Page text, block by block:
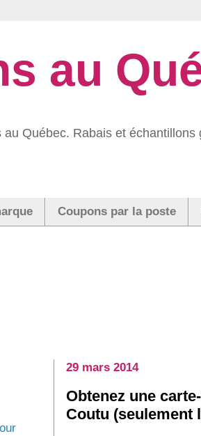
au
Québec. Rabais et
Coupons par la poste
29 mars 2014
Obtenez une
Coutu (seulement